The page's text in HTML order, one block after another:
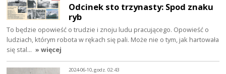
Odcinek sto trzynasty: Spod znaku
ryb
To będzie opowieść o trudzie i znoju ludu pracującego. Opowieść o
ludziach, którym robota w rękach się pali. Może nie o tym, jak hartowała
się stal… » więcej
2024-06-10, godz. 02:43